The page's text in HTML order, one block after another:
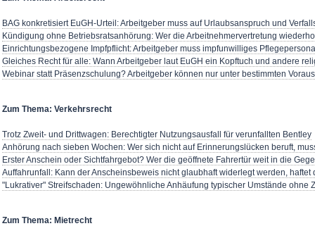
BAG konkretisiert EuGH-Urteil: Arbeitgeber muss auf Urlaubsanspruch und
Kündigung ohne Betriebsratsanhörung: Wer die Arbeitnehmervertretung
Einrichtungsbezogene Impfpflicht: Arbeitgeber muss impfunwilliges
Gleiches Recht für alle: Wann Arbeitgeber laut EuGH ein Kopftuch und andere
Webinar statt Präsenzschulung? Arbeitgeber können nur unter bestimmten
Zum Thema: Verkehrsrecht
Trotz Zweit- und Drittwagen: Berechtigter Nutzungsausfall für verunfallten Bentley
Anhörung nach sieben Wochen: Wer sich nicht auf Erinnerungslücken beruft,
Erster Anschein oder Sichtfahrgebot? Wer die geöffnete Fahrertür weit in die
Auffahrunfall: Kann der Anscheinsbeweis nicht glaubhaft widerlegt werden, haftet
"Lukrativer" Streifschaden: Ungewöhnliche Anhäufung typischer Umstände ohne
Zum Thema: Mietrecht